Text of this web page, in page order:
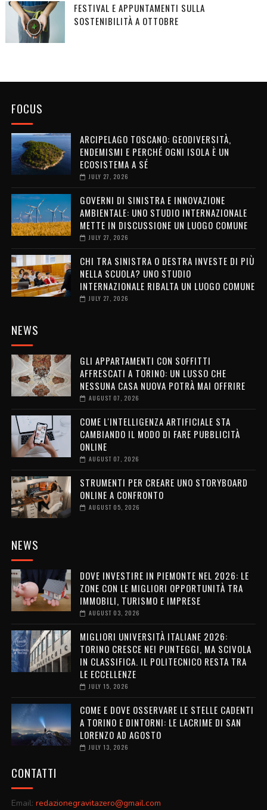
FESTIVAL E APPUNTAMENTI SULLA
SOSTENIBILITÀ A OTTOBRE
FOCUS
ARCIPELAGO TOSCANO: GEODIVERSITÀ,
ENDEMISMI E PERCHÉ OGNI ISOLA È UN
ECOSISTEMA A SÉ
JULY 27, 2026
GOVERNI DI SINISTRA E INNOVAZIONE
AMBIENTALE: UNO STUDIO INTERNAZIONALE
METTE IN DISCUSSIONE UN LUOGO COMUNE
JULY 27, 2026
CHI TRA SINISTRA O DESTRA INVESTE DI PIÙ
NELLA SCUOLA? UNO STUDIO
INTERNAZIONALE RIBALTA UN LUOGO COMUNE
JULY 27, 2026
NEWS
GLI APPARTAMENTI CON SOFFITTI
AFFRESCATI A TORINO: UN LUSSO CHE
NESSUNA CASA NUOVA POTRÀ MAI OFFRIRE
AUGUST 07, 2026
COME L'INTELLIGENZA ARTIFICIALE STA
CAMBIANDO IL MODO DI FARE PUBBLICITÀ
ONLINE
AUGUST 07, 2026
STRUMENTI PER CREARE UNO STORYBOARD
ONLINE A CONFRONTO
AUGUST 05, 2026
NEWS
DOVE INVESTIRE IN PIEMONTE NEL 2026: LE
ZONE CON LE MIGLIORI OPPORTUNITÀ TRA
IMMOBILI, TURISMO E IMPRESE
AUGUST 03, 2026
MIGLIORI UNIVERSITÀ ITALIANE 2026:
TORINO CRESCE NEI PUNTEGGI, MA SCIVOLA
IN CLASSIFICA. IL POLITECNICO RESTA TRA
LE ECCELLENZE
JULY 15, 2026
COME E DOVE OSSERVARE LE STELLE CADENTI
A TORINO E DINTORNI: LE LACRIME DI SAN
LORENZO AD AGOSTO
JULY 13, 2026
CONTATTI
Email: redazionegravitazero@gmail.com